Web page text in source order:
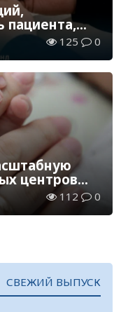
пациента,
125 0
центров
112 0
СВЕЖИЙ ВЫПУСК